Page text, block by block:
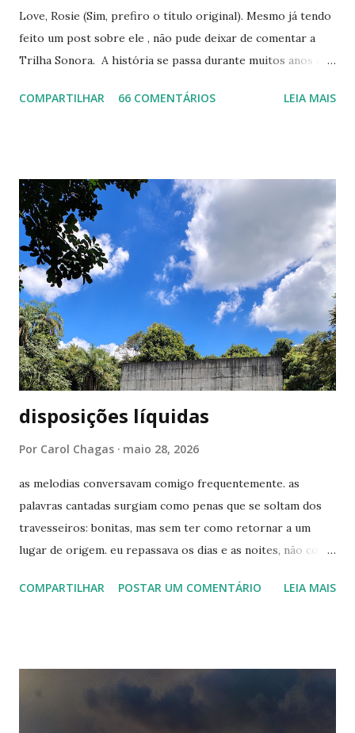
Love, Rosie (Sim, prefiro o título original). Mesmo já tendo
feito um post sobre ele , não pude deixar de comentar a
Trilha Sonora. A história se passa durante muitos anos e a
fato fantástico. Além disso, os nomes variam entre artistas
cenas. Resolvi escolher as minhas favoritas e colocar aí
embaixo para vocês ouvirem e amarem tanto quanto eu
estou amando (: Algumas delas você só vai gostar mesmo
se assistir o filme haha (já falei como é bom lembrar de uma
cena ao ouvir uma música). Lily Allen - Littlest Things
Elliott Smith - Son of Sam Lily Allen - Fuck You Kodaline -
High Hopes KT Tunstall - Suddenly I See Beyoncé - Crazy
in Love ...
COMPARTILHAR 66 COMENTÁRIOS LEIA MAIS
disposições líquidas
Por Carol Chagas maio 28, 2026
as melodias conversavam comigo frequentemente. as
palavras cantadas surgiam como penas que se soltam dos
travesseiros: bonitas, mas sem ter como retornar a um
lugar de origem. eu repassava os dias e as noites, não como
o suficiente para enxergar as rupturas -, mas como alguém
tão valioso tempo a sós, que de só tem muito pouco. os
gestos nunca passavam desapercebidos, mas as vias
COMPARTILHAR POSTAR UM COMENTÁRIO LEIA MAIS